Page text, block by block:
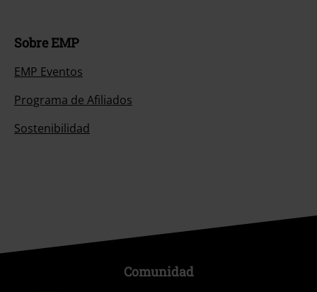
Sobre EMP
EMP Eventos
Programa de Afiliados
Sostenibilidad
Comunidad